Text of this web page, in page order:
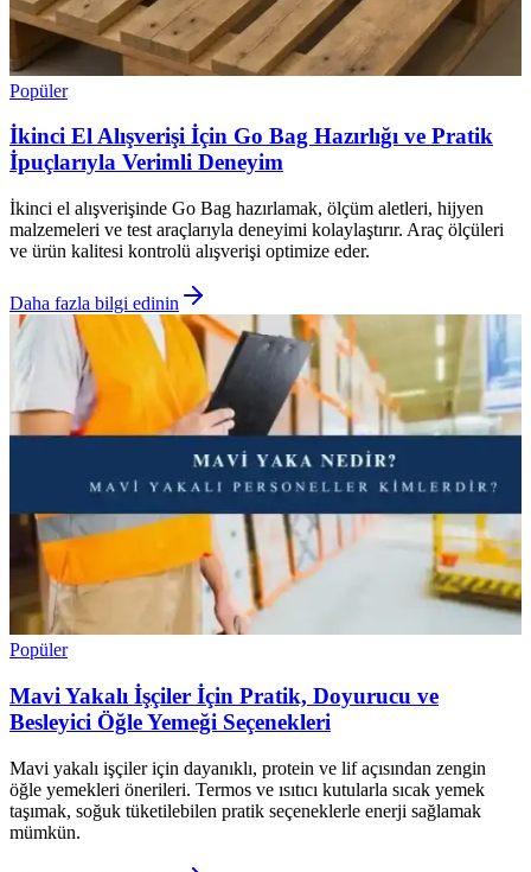
Popüler
İkinci El Alışverişi İçin Go Bag Hazırlığı ve Pratik
İpuçlarıyla Verimli Deneyim
İkinci el alışverişinde Go Bag hazırlamak, ölçüm aletleri, hijyen
malzemeleri ve test araçlarıyla deneyimi kolaylaştırır. Araç ölçüleri
ve ürün kalitesi kontrolü alışverişi optimize eder.
Daha fazla bilgi edinin
Popüler
Mavi Yakalı İşçiler İçin Pratik, Doyurucu ve
Besleyici Öğle Yemeği Seçenekleri
Mavi yakalı işçiler için dayanıklı, protein ve lif açısından zengin
öğle yemekleri önerileri. Termos ve ısıtıcı kutularla sıcak yemek
taşımak, soğuk tüketilebilen pratik seçeneklerle enerji sağlamak
mümkün.